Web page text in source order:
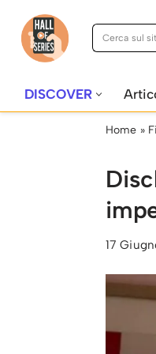
Vai
DISCOVER
Home »
17